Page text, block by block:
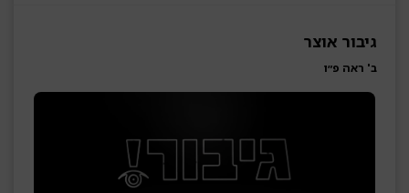
גיבור אוצר
ב' ראה פ״ו